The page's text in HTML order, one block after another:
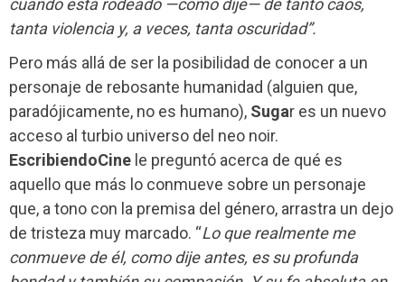
cuando está rodeado —como dije— de tanto caos,
tanta violencia y, a veces, tanta oscuridad”.
Pero más allá de ser la posibilidad de conocer a un
personaje de rebosante humanidad (alguien que,
paradójicamente, no es humano), Sugar es un nuevo
acceso al turbio universo del neo noir.
EscribiendoCine le preguntó acerca de qué es
aquello que más lo conmueve sobre un personaje
que, a tono con la premisa del género, arrastra un dejo
de tristeza muy marcado. “Lo que realmente me
conmueve de él, como dije antes, es su profunda